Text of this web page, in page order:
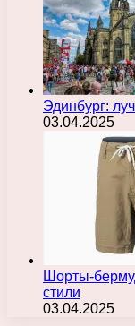
Эдинбург:
03.04.2025
Шорты-
стили
03.04.2025